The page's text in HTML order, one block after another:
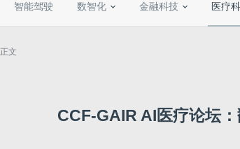
智能驾驶 数智化 金融科技 医疗
正文
CCF-GAIR AI医疗论坛